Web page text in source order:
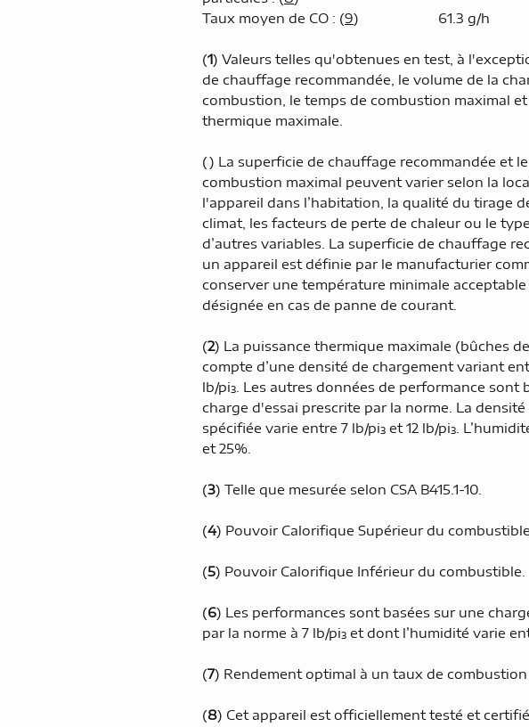
Taux moyen de CO : (9) 61.3 g/h
(1) Valeurs telles qu'obtenues en test, à
de chauffage recommandée, le volume de la
combustion, le temps de combustion maximal
thermique maximale.
() La superficie de chauffage recommandée et
combustion maximal peuvent varier selon la
l'appareil dans l’habitation, la qualité du tirage
climat, les facteurs de perte de chaleur ou le
d’autres variables. La superficie de chauffage
un appareil est définie par le manufacturier
conserver une température minimale acceptable
désignée en cas de panne de courant.
(2) La puissance thermique maximale (bûches
compte d’une densité de chargement variant
lb/pi³. Les autres données de performance sont
charge d'essai prescrite par la norme. La
spécifiée varie entre 7 lb/pi³ et 12 lb/pi³.
et 25%.
(3) Telle que mesurée selon CSA B415.1-10.
(4) Pouvoir Calorifique Supérieur du combustible.
(5) Pouvoir Calorifique Inférieur du combustible.
(6) Les performances sont basées sur une
par la norme à 7 lb/pi³ et dont l’humidité varie
(7) Rendement optimal à un taux de combustion
(8) Cet appareil est officiellement testé et